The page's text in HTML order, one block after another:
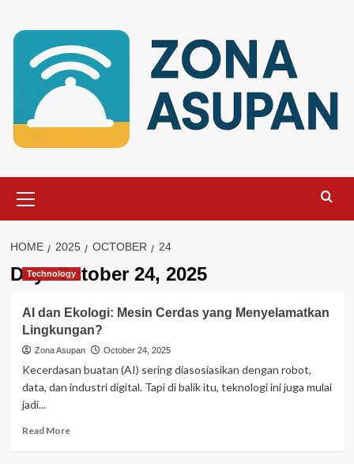
Menu
HOME 2025 OCTOBER 24
Day:October 24, 2025
Technology
AI dan Ekologi: Mesin Cerdas yang Menyelamatkan
Lingkungan?
Zona Asupan October 24, 2025
Kecerdasan buatan (AI) sering diasosiasikan dengan robot,
data, dan industri digital. Tapi di balik itu, teknologi ini juga mulai
jadi...
Read MoreRead